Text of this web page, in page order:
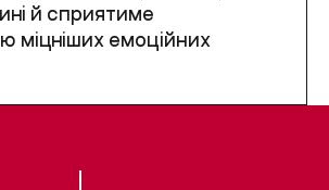
й сприятиме
міцніших емоційних